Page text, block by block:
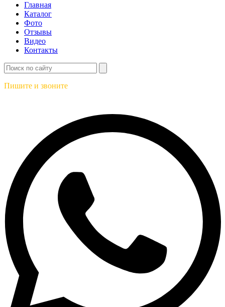
Главная
Каталог
Фото
Отзывы
Видео
Контакты
Пишите и звоните